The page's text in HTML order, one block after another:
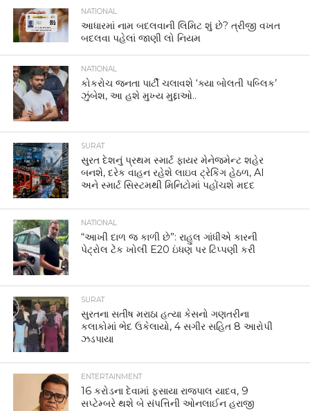
NATIONAL
આધારમાં નામ બદલવાની લિમિટ શું છે? ત્રીજી વખત
બદલવા પહેલાં જાણી લો નિયમ
NATIONAL
કોકરોચ જનતા પાર્ટી ચલાવશે ‘ક્યા બોલતી પબ્લિક’
ઝુંબેશ, આ હશે મુખ્ય મુદ્દાઓ..
SURAT
સુરત દેશનું પ્રથમ સ્માર્ટ ફાયર મેનેજમેન્ટ શહેર
બનશે, દરેક વાહન રહેશે લાઇવ ટ્રેકિંગ હેઠળ, AI
અને સ્માર્ટ સિસ્ટમથી મિનિટોમાં પહોંચશે મદદ
NATIONAL
“આખી દાળ જ કાળી છે”: રાહુલ ગાંધીએ કારની
પેટ્રોલ ટેંક ખોલી E20 ઇંધણ પર ટિપ્પણી કરી
SURAT
સુરતના સતીષ મરાઠા હત્યા કેસનો ગણતરીના
કલાકોમાં ભેદ ઉકેલાયો, 4 સગીર સહિત 8 આરોપી
ઝડપાયા
ENTERTAINMENT
16 કરોડના દેવામાં ફસાયા રાજપાલ યાદવ, 9
સપ્ટેમ્બરે થશે બે સંપત્તિની ઓનલાઈન હરાજી